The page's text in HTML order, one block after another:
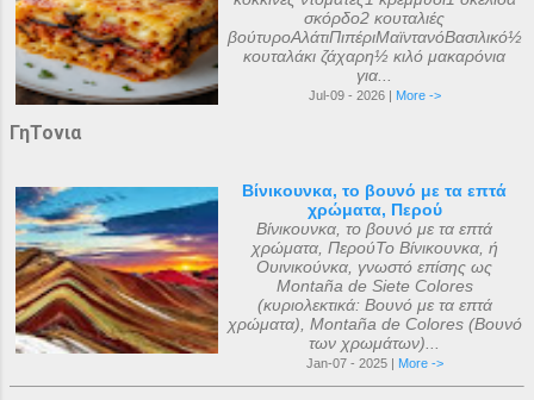
σκόρδο2 κουταλιές
βούτυροΑλάτιΠιπέριΜαϊντανόΒασιλικό½
κουταλάκι ζάχαρη½ κιλό μακαρόνια
για...
Jul-09 - 2026 | More ->
ΓηΤονια
Βίνικουνκα, το βουνό με τα επτά
χρώματα, Περού
Βίνικουνκα, το βουνό με τα επτά
χρώματα, ΠερούΤο Βίνικουνκα, ή
Ουινικούνκα, γνωστό επίσης ως
Montaña de Siete Colores
(κυριολεκτικά: Βουνό με τα επτά
χρώματα), Montaña de Colores (Βουνό
των χρωμάτων)...
Jan-07 - 2025 | More ->